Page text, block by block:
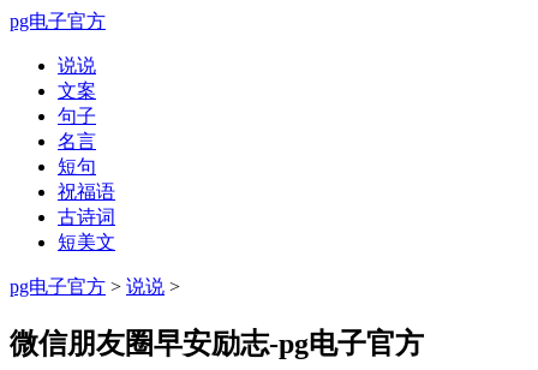
pg电子官方
说说
文案
句子
名言
短句
祝福语
古诗词
短美文
pg电子官方 > 说说 >
微信朋友圈早安励志-pg电子官方